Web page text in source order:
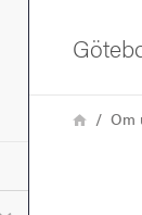
LänkstigHemOm